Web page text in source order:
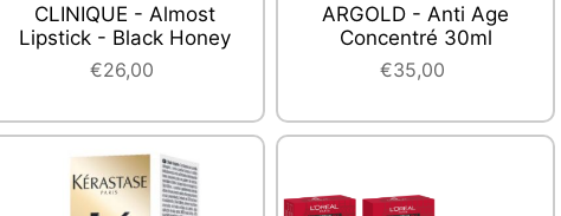
CLINIQUE - Almost
Lipstick - Black Honey
€26,00
ARGOLD - Anti Age
Concentré 30ml
€35,00